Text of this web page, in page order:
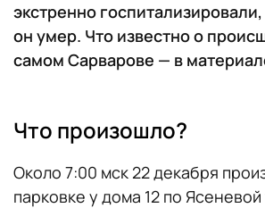
экстренно
он умер. Что известно о
самом Сарварове — в
Что произошло?
Около 7:00 мск 22 декабря
парковке у дома 12 по